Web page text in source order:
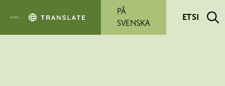
PÅ
SVENSKA
ETSI